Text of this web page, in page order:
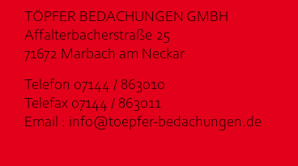
TÖPFER BEDACHUNGEN GMBH
Affalterbacherstraße 25
71672 Marbach am Neckar
Telefon 07144 / 863010
Telefax 07144 / 863011
Email : info@toepfer-bedachungen.de